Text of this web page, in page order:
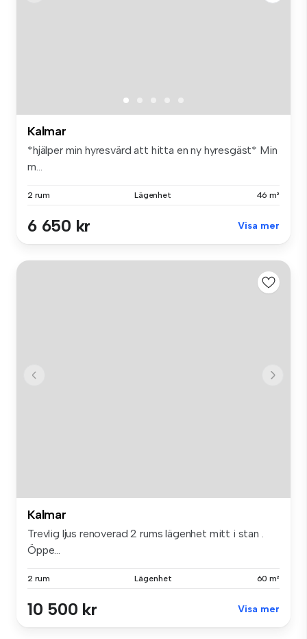
Kalmar
*hjälper min hyresvärd att hitta en ny hyresgäst* Min
m...
2 rum Lägenhet 46 m²
6 650 kr Visa mer
Kalmar
Trevlig ljus renoverad 2 rums lägenhet mitt i stan .
Öppe...
2 rum Lägenhet 60 m²
10 500 kr Visa mer